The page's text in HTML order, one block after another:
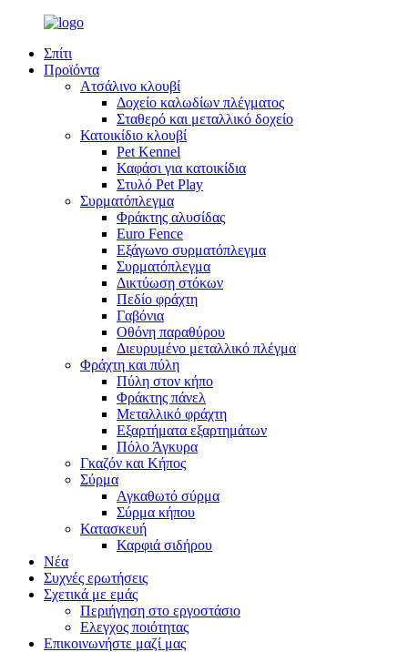
Σπίτι
Προϊόντα
Ατσάλινο κλουβί
Δοχείο καλωδίων πλέγματος
Σταθερό και μεταλλικό δοχείο
Κατοικίδιο κλουβί
Pet Kennel
Καφάσι για κατοικίδια
Στυλό Pet Play
Συρματόπλεγμα
Φράκτης αλυσίδας
Euro Fence
Εξάγωνο συρματόπλεγμα
Συρματόπλεγμα
Δικτύωση στόκων
Πεδίο φράχτη
Γαβόνια
Οθόνη παραθύρου
Διευρυμένο μεταλλικό πλέγμα
Φράχτη και πύλη
Πύλη στον κήπο
Φράκτης πάνελ
Μεταλλικό φράχτη
Εξαρτήματα εξαρτημάτων
Πόλο Άγκυρα
Γκαζόν και Κήπος
Σύρμα
Αγκαθωτό σύρμα
Σύρμα κήπου
Κατασκευή
Καρφιά σιδήρου
Νέα
Συχνές ερωτήσεις
Σχετικά με εμάς
Περιήγηση στο εργοστάσιο
Ελεγχος ποιότητας
Επικοινωνήστε μαζί μας